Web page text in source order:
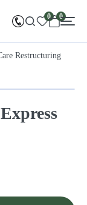
0 0
Restructuring